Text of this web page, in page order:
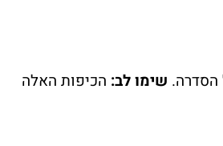
שימו לב: הכיפות האלה